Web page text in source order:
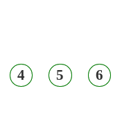
4 5 6